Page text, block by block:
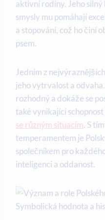
aktivní rodiny. Jeho
smysly mu pomáhají
a stopování, což ho činí
psem.
Jedním z
jeho vytrvalost a
rozhodný a dokáže se
také vynikající
se různým situacím. S
temperamentem je
společníkem pro
inteligenci a oddanost.